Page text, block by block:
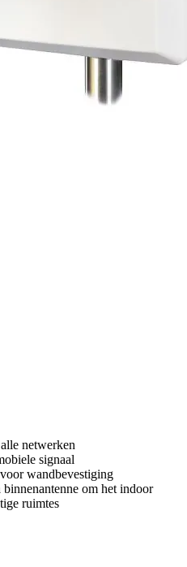
netwerken
signaal
wandbevestiging
om het indoor
ruimtes